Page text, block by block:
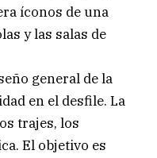
íconos de una
y las salas de
general de la
en el desfile. La
trajes, los
El objetivo es